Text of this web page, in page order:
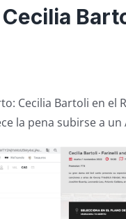
Cecilia Bartoli en el
la pena subirse a